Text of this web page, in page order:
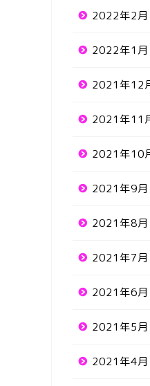
2022年2月
2022年1月
2021年12
2021年11
2021年10
2021年9月
2021年8月
2021年7月
2021年6月
2021年5月
2021年4月